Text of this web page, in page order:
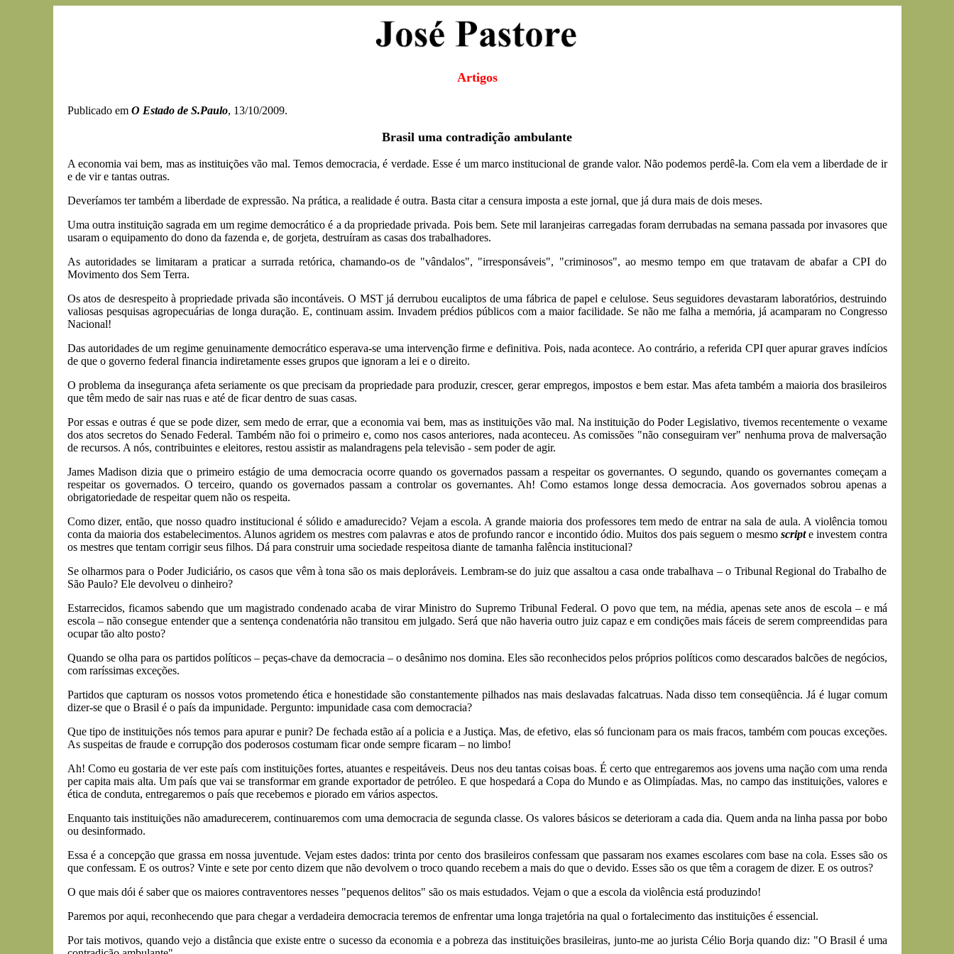
Artigos
Publicado em O Estado de S.Paulo, 13/10/2009.
Brasil uma contradição ambulante
A economia vai bem, mas as instituições vão mal. Temos democracia, é verdade. Esse é um marco institucional de grande valor. Não podemos perdê-la. Com ela vem a liberdade de ir
e de vir e tantas outras.
Deveríamos ter também a liberdade de expressão. Na prática, a realidade é outra. Basta citar a censura imposta a este jornal, que já dura mais de dois meses.
Uma outra instituição sagrada em um regime democrático é a da propriedade privada. Pois bem. Sete mil laranjeiras carregadas foram derrubadas na semana passada por invasores que
usaram o equipamento do dono da fazenda e, de gorjeta, destruíram as casas dos trabalhadores.
As autoridades se limitaram a praticar a surrada retórica, chamando-os de "vândalos", "irresponsáveis", "criminosos", ao mesmo tempo em que tratavam de abafar a CPI do
Movimento dos Sem Terra.
Os atos de desrespeito à propriedade privada são incontáveis. O MST já derrubou eucaliptos de uma fábrica de papel e celulose. Seus seguidores devastaram laboratórios, destruindo
valiosas pesquisas agropecuárias de longa duração. E, continuam assim. Invadem prédios públicos com a maior facilidade. Se não me falha a memória, já acamparam no Congresso
Nacional!
Das autoridades de um regime genuinamente democrático esperava-se uma intervenção firme e definitiva. Pois, nada acontece. Ao contrário, a referida CPI quer apurar graves indícios
de que o governo federal financia indiretamente esses grupos que ignoram a lei e o direito.
O problema da insegurança afeta seriamente os que precisam da propriedade para produzir, crescer, gerar empregos, impostos e bem estar. Mas afeta também a maioria dos brasileiros
que têm medo de sair nas ruas e até de ficar dentro de suas casas.
Por essas e outras é que se pode dizer, sem medo de errar, que a economia vai bem, mas as instituições vão mal. Na instituição do Poder Legislativo, tivemos recentemente o vexame
dos atos secretos do Senado Federal. Também não foi o primeiro e, como nos casos anteriores, nada aconteceu. As comissões "não conseguiram ver" nenhuma prova de malversação
de recursos. A nós, contribuintes e eleitores, restou assistir as malandragens pela televisão - sem poder de agir.
James Madison dizia que o primeiro estágio de uma democracia ocorre quando os governados passam a respeitar os governantes. O segundo, quando os governantes começam a
respeitar os governados. O terceiro, quando os governados passam a controlar os governantes. Ah! Como estamos longe dessa democracia. Aos governados sobrou apenas a
obrigatoriedade de respeitar quem não os respeita.
Como dizer, então, que nosso quadro institucional é sólido e amadurecido? Vejam a escola. A grande maioria dos professores tem medo de entrar na sala de aula. A violência tomou
conta da maioria dos estabelecimentos. Alunos agridem os mestres com palavras e atos de profundo rancor e incontido ódio. Muitos dos pais seguem o mesmo scripte investem contra
os mestres que tentam corrigir seus filhos. Dá para construir uma sociedade respeitosa diante de tamanha falência institucional?
Se olharmos para o Poder Judiciário, os casos que vêm à tona são os mais deploráveis. Lembram-se do juiz que assaltou a casa onde trabalhava – o Tribunal Regional do Trabalho de
São Paulo? Ele devolveu o dinheiro?
Estarrecidos, ficamos sabendo que um magistrado condenado acaba de virar Ministro do Supremo Tribunal Federal. O povo que tem, na média, apenas sete anos de escola – e má
escola – não consegue entender que a sentença condenatória não transitou em julgado. Será que não haveria outro juiz capaz e em condições mais fáceis de serem compreendidas para
ocupar tão alto posto?
Quando se olha para os partidos políticos – peças-chave da democracia – o desânimo nos domina. Eles são reconhecidos pelos próprios políticos como descarados balcões de negócios,
com raríssimas exceções.
Partidos que capturam os nossos votos prometendo ética e honestidade são constantemente pilhados nas mais deslavadas falcatruas. Nada disso tem conseqüência. Já é lugar comum
dizer-se que o Brasil é o país da impunidade. Pergunto: impunidade casa com democracia?
Que tipo de instituições nós temos para apurar e punir? De fechada estão aí a policia e a Justiça. Mas, de efetivo, elas só funcionam para os mais fracos, também com poucas exceções.
As suspeitas de fraude e corrupção dos poderosos costumam ficar onde sempre ficaram – no limbo!
Ah! Como eu gostaria de ver este país com instituições fortes, atuantes e respeitáveis. Deus nos deu tantas coisas boas. É certo que entregaremos aos jovens uma nação com uma renda
per capita mais alta. Um país que vai se transformar em grande exportador de petróleo. E que hospedará a Copa do Mundo e as Olimpíadas. Mas, no campo das instituições, valores e
ética de conduta, entregaremos o país que recebemos e piorado em vários aspectos.
Enquanto tais instituições não amadurecerem, continuaremos com uma democracia de segunda classe. Os valores básicos se deterioram a cada dia. Quem anda na linha passa por bobo
ou desinformado.
Essa é a concepção que grassa em nossa juventude. Vejam estes dados: trinta por cento dos brasileiros confessam que passaram nos exames escolares com base na cola. Esses são os
que confessam. E os outros? Vinte e sete por cento dizem que não devolvem o troco quando recebem a mais do que o devido. Esses são os que têm a coragem de dizer. E os outros?
O que mais dói é saber que os maiores contraventores nesses "pequenos delitos" são os mais estudados. Vejam o que a escola da violência está produzindo!
Paremos por aqui, reconhecendo que para chegar a verdadeira democracia teremos de enfrentar uma longa trajetória na qual o fortalecimento das instituições é essencial.
Por tais motivos, quando vejo a distância que existe entre o sucesso da economia e a pobreza das instituições brasileiras, junto-me ao jurista Célio Borja quando diz: "O Brasil é uma